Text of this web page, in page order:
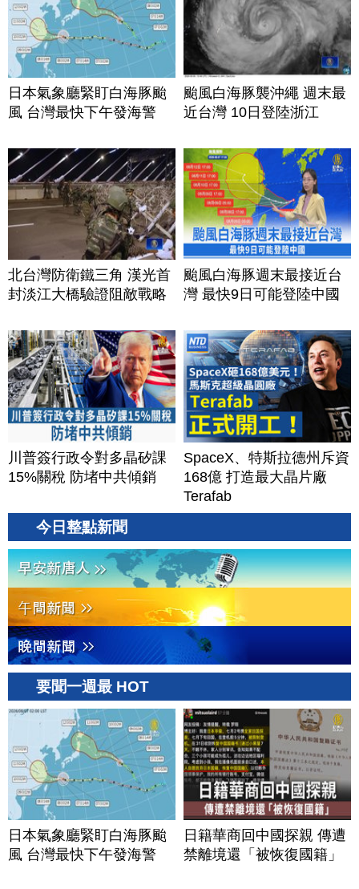
日本氣象廳緊盯白海豚颱
風 台灣最快下午發海警
颱風白海豚襲沖繩 週末最
近台灣 10日登陸浙江
北台灣防衛鐵三角 漢光首
封淡江大橋驗證阻敵戰略
颱風白海豚週末最接近台
灣 最快9日可能登陸中國
川普簽行政令對多晶矽課
15%關稅 防堵中共傾銷
SpaceX、特斯拉德州斥資
168億 打造最大晶片廠
Terafab
今日整點新聞
要聞一週最 HOT
日本氣象廳緊盯白海豚颱
風 台灣最快下午發海警
日籍華商回中國探親 傳遭
禁離境還「被恢復國籍」